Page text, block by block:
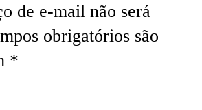
de e-mail não será
obrigatórios são
*